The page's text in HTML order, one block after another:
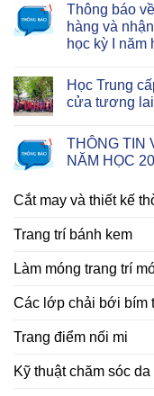
Thông báo
hàng và
học kỳ I năm
Học Trung
cửa tương
THÔNG TIN
NĂM HỌC
Cắt may và thiết kế
Trang trí bánh kem
Làm móng trang trí
Các lớp chải bới bím
Trang điểm nối mi
Kỹ thuật chăm sóc da